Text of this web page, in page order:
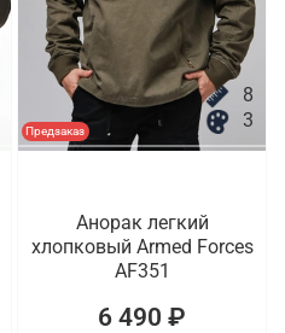
Предзаказ
8
3
Анорак легкий
хлопковый Armed Forces
AF351
6 490 ₽